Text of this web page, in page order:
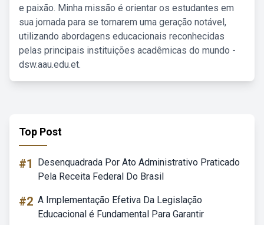
e paixão. Minha missão é orientar os estudantes em
sua jornada para se tornarem uma geração notável,
utilizando abordagens educacionais reconhecidas
pelas principais instituições acadêmicas do mundo -
dsw.aau.edu.et.
Top Post
#1
Desenquadrada Por Ato Administrativo Praticado
Pela Receita Federal Do Brasil
#2 A Implementação Efetiva Da Legislação
Educacional é Fundamental Para Garantir